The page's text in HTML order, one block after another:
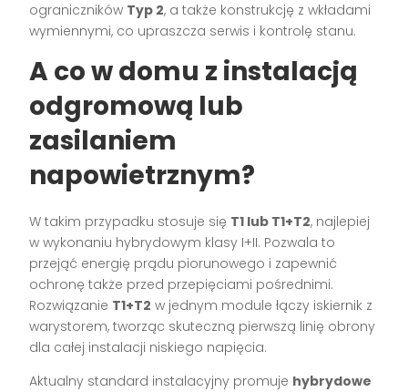
ograniczników Typ 2, a także konstrukcję z wkładami
wymiennymi, co upraszcza serwis i kontrolę stanu.
A co w domu z instalacją
odgromową lub
zasilaniem
napowietrznym?
W takim przypadku stosuje się T1 lub T1+T2, najlepiej
w wykonaniu hybrydowym klasy I+II. Pozwala to
przejąć energię prądu piorunowego i zapewnić
ochronę także przed przepięciami pośrednimi.
Rozwiązanie T1+T2 w jednym module łączy iskiernik z
warystorem, tworząc skuteczną pierwszą linię obrony
dla całej instalacji niskiego napięcia.
Aktualny standard instalacyjny promuje hybrydowe